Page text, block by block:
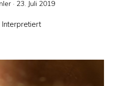
· Veröffentlicht
23. Juli 2019